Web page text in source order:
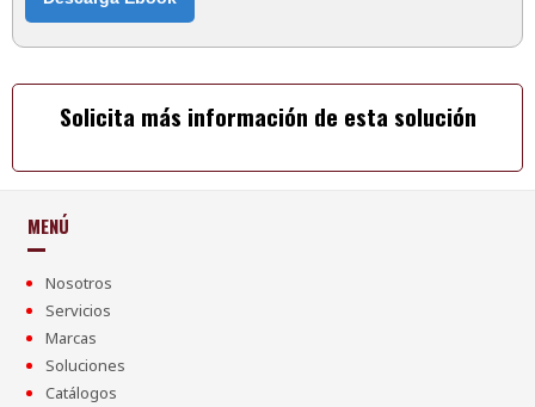
Solicita más información de esta solución
MENÚ
Nosotros
Servicios
Marcas
Soluciones
Catálogos